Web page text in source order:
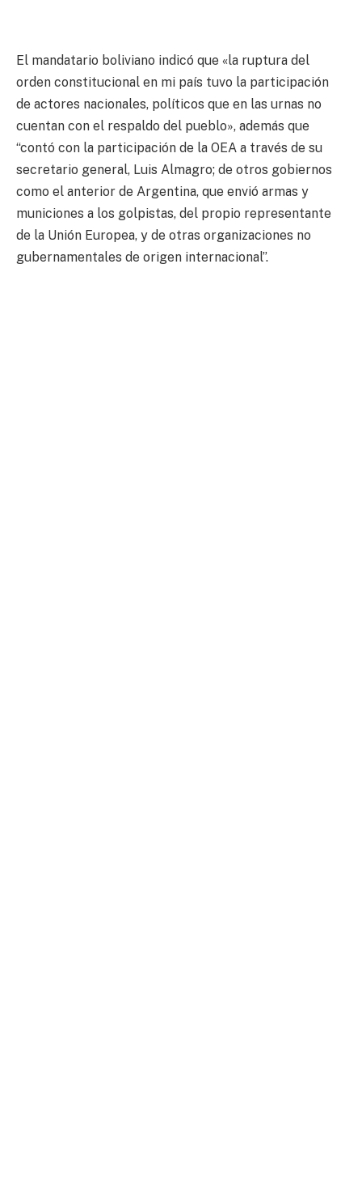
El mandatario boliviano indicó que «la ruptura del
orden constitucional en mi país tuvo la participación
de actores nacionales, políticos que en las urnas no
cuentan con el respaldo del pueblo», además que
“contó con la participación de la OEA a través de su
secretario general, Luis Almagro; de otros gobiernos
como el anterior de Argentina, que envió armas y
municiones a los golpistas, del propio representante
de la Unión Europea, y de otras organizaciones no
gubernamentales de origen internacional”.